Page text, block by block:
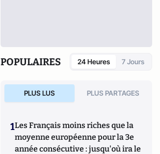
POPULAIRES 24 Heures 7 Jours
PLUS LUS PLUS PARTAGES
1Les Français moins riches que la
moyenne européenne pour la 3e
année consécutive : jusqu'où ira le